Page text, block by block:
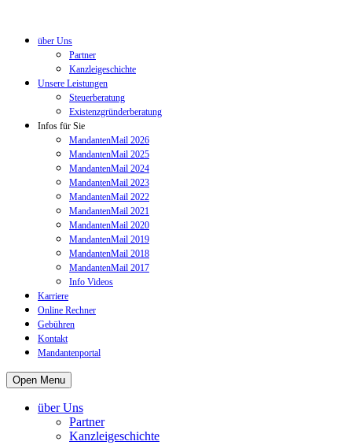
über Uns
Partner
Kanzleigeschichte
Unsere Leistungen
Steuerberatung
Existenzgründerberatung
Infos für Sie
MandantenMail 2026
MandantenMail 2025
MandantenMail 2024
MandantenMail 2023
MandantenMail 2022
MandantenMail 2021
MandantenMail 2020
MandantenMail 2019
MandantenMail 2018
MandantenMail 2017
Info Videos
Karriere
Online Rechner
Gebühren
Kontakt
Mandantenportal
Open Menu
über Uns
Partner
Kanzleigeschichte